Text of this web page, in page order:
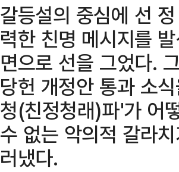
갈등설의 중심에 선
력한 친명 메시지를
면으로 선을 그었다.
당헌 개정안 통과 소
청(친정청래)파'가 어
수 없는 악의적 갈라
러냈다.